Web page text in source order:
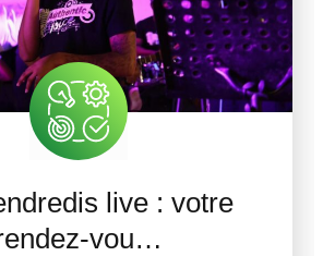
live : votre
vou…